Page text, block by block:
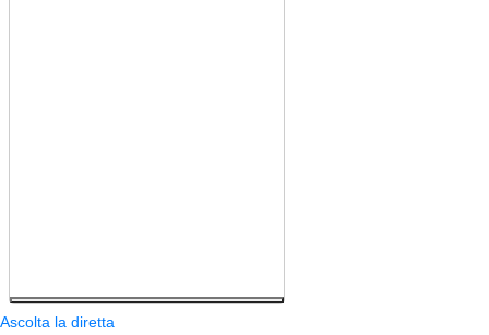
Ascolta la diretta